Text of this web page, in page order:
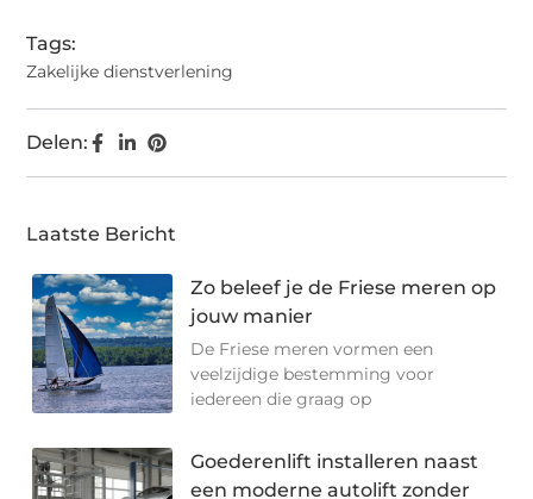
Tags:
Zakelijke dienstverlening
Delen:
Laatste Bericht
Zo beleef je de Friese meren op
jouw manier
De Friese meren vormen een
veelzijdige bestemming voor
iedereen die graag op
Goederenlift installeren naast
een moderne autolift zonder